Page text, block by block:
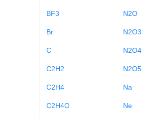
BF3
Br
C
C2H2
C2H4
C2H4O
N2O
N2O3
N2O4
N2O5
Na
Ne